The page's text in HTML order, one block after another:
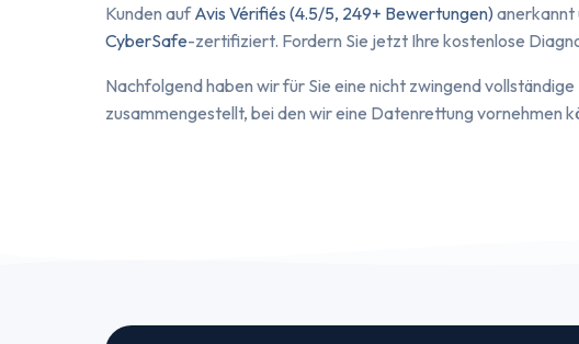
Kunden aufAvis Vérifiés (4.5/5, 249+ Bewertungen)anerkannt
CyberSafe-zertifiziert. Fordern Sie jetzt Ihre kostenlose
Nachfolgend haben wir für Sie eine nicht zwingend
zusammengestellt, bei den wir eine Datenrettung vornehmen